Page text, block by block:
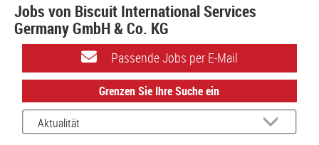
Jobs von Biscuit International Services
Germany GmbH & Co. KG
Passende Jobs per E-Mail
Grenzen Sie Ihre Suche ein